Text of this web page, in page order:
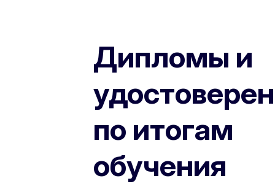
Дипломы и
по итогам
обучения